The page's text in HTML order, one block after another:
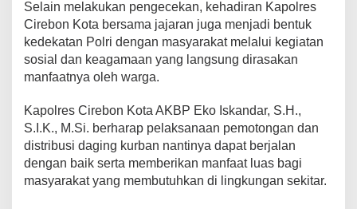
Selain melakukan pengecekan, kehadiran Kapolres
Cirebon Kota bersama jajaran juga menjadi bentuk
kedekatan Polri dengan masyarakat melalui kegiatan
sosial dan keagamaan yang langsung dirasakan
manfaatnya oleh warga.
Kapolres Cirebon Kota AKBP Eko Iskandar, S.H.,
S.I.K., M.Si. berharap pelaksanaan pemotongan dan
distribusi daging kurban nantinya dapat berjalan
dengan baik serta memberikan manfaat luas bagi
masyarakat yang membutuhkan di lingkungan sekitar.